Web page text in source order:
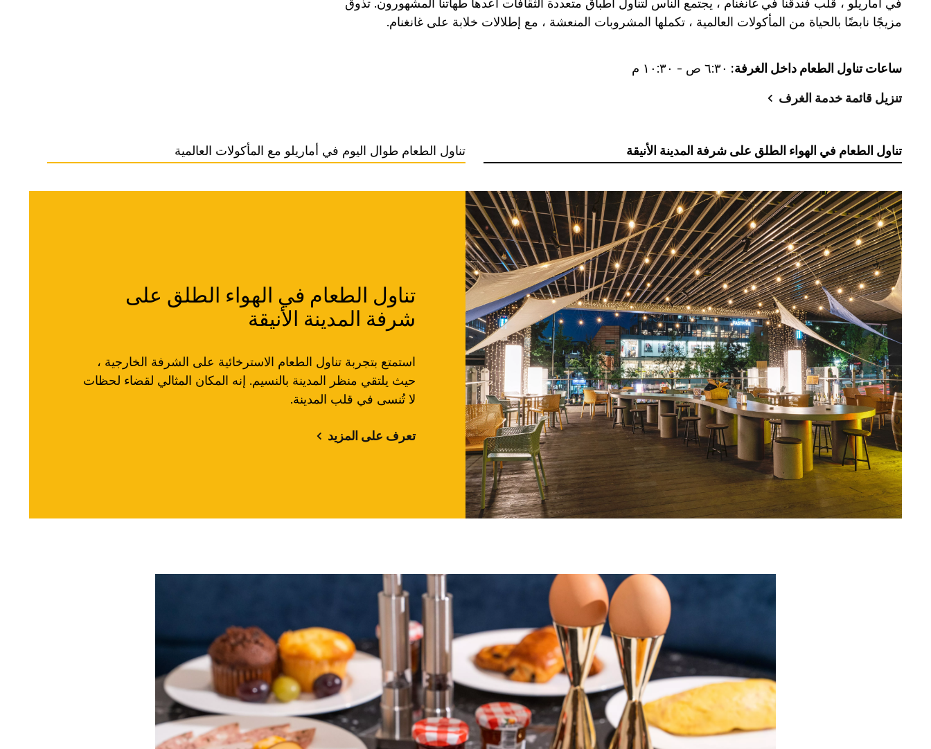
مزيجًا نابضًا بالحياة من المأكولات العالمية ، تكملها المشروبات المنعشة ، مع إطلالات خلابة على غانغنام.
ساعات تناول الطعام داخل الغرفة: ٦:٣٠ ص - ١٠:٣٠ م
تنزيل قائمة خدمة الغرف
تناول الطعام في الهواء الطلق على شرفة المدينة الأنيقة تناول الطعام طوال اليوم في أماريلو مع المأكولات العالمية
تناول الطعام في الهواء الطلق على
شرفة المدينة الأنيقة
استمتع بتجربة تناول الطعام الاسترخائية على الشرفة الخارجية ،
حيث يلتقي منظر المدينة بالنسيم. إنه المكان المثالي لقضاء لحظات
لا تُنسى في قلب المدينة.
تعرف على المزيد